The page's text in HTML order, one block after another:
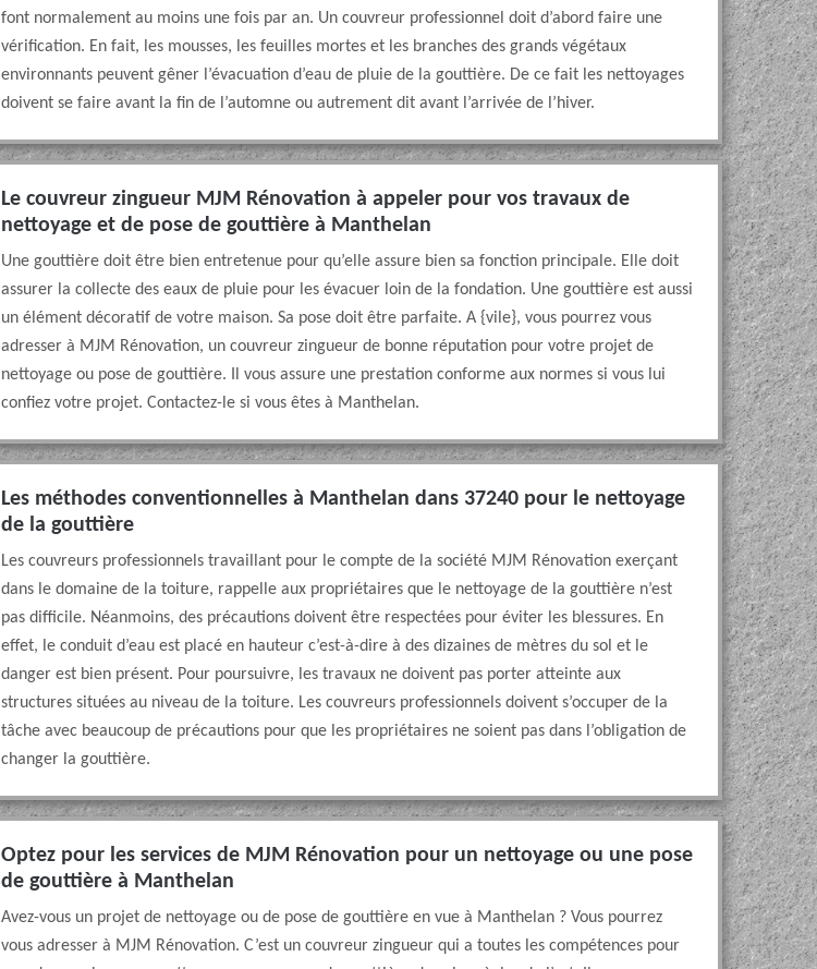
font normalement au moins une fois par an. Un couvreur professionnel doit d’abord faire une
vérification. En fait, les mousses, les feuilles mortes et les branches des grands végétaux
environnants peuvent gêner l’évacuation d’eau de pluie de la gouttière. De ce fait les nettoyages
doivent se faire avant la fin de l’automne ou autrement dit avant l’arrivée de l’hiver.
Le couvreur zingueur MJM Rénovation à appeler pour vos travaux de
nettoyage et de pose de gouttière à Manthelan
Une gouttière doit être bien entretenue pour qu’elle assure bien sa fonction principale. Elle doit
assurer la collecte des eaux de pluie pour les évacuer loin de la fondation. Une gouttière est aussi
un élément décoratif de votre maison. Sa pose doit être parfaite. A {vile}, vous pourrez vous
adresser à MJM Rénovation, un couvreur zingueur de bonne réputation pour votre projet de
nettoyage ou pose de gouttière. Il vous assure une prestation conforme aux normes si vous lui
confiez votre projet. Contactez-le si vous êtes à Manthelan.
Les méthodes conventionnelles à Manthelan dans 37240 pour le nettoyage
de la gouttière
Les couvreurs professionnels travaillant pour le compte de la société MJM Rénovation exerçant
dans le domaine de la toiture, rappelle aux propriétaires que le nettoyage de la gouttière n’est
pas difficile. Néanmoins, des précautions doivent être respectées pour éviter les blessures. En
effet, le conduit d’eau est placé en hauteur c’est-à-dire à des dizaines de mètres du sol et le
danger est bien présent. Pour poursuivre, les travaux ne doivent pas porter atteinte aux
structures situées au niveau de la toiture. Les couvreurs professionnels doivent s’occuper de la
tâche avec beaucoup de précautions pour que les propriétaires ne soient pas dans l’obligation de
changer la gouttière.
Optez pour les services de MJM Rénovation pour un nettoyage ou une pose
de gouttière à Manthelan
Avez-vous un projet de nettoyage ou de pose de gouttière en vue à Manthelan ? Vous pourrez
vous adresser à MJM Rénovation. C’est un couvreur zingueur qui a toutes les compétences pour